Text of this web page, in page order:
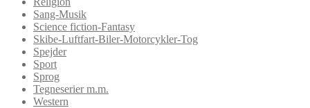
Sang-Musik
Science fiction-Fantasy
Skibe-Luftfart-Biler-Motorcykler-Tog
Spejder
Sport
Sprog
Tegneserier m.m.
Western